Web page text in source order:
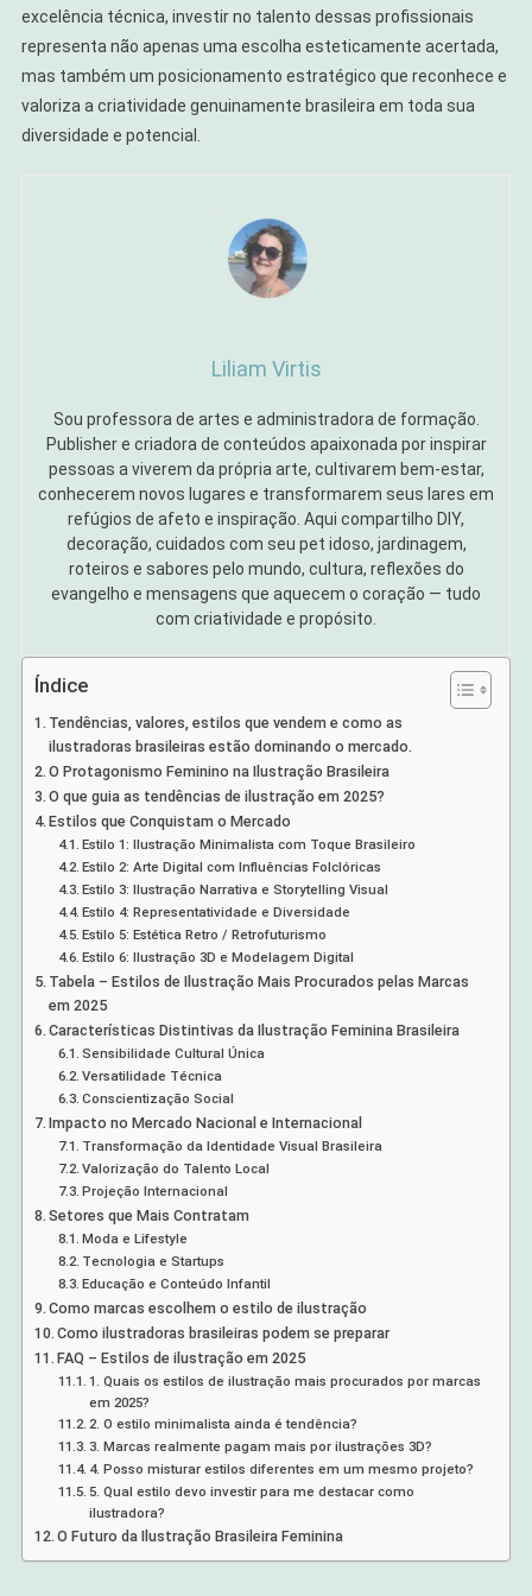
excelência técnica, investir no talento dessas profissionais
representa não apenas uma escolha esteticamente acertada,
mas também um posicionamento estratégico que reconhece e
valoriza a criatividade genuinamente brasileira em toda sua
diversidade e potencial.
Liliam Virtis
Sou professora de artes e administradora de formação.
Publisher e criadora de conteúdos apaixonada por inspirar
pessoas a viverem da própria arte, cultivarem bem-estar,
conhecerem novos lugares e transformarem seus lares em
refúgios de afeto e inspiração. Aqui compartilho DIY,
decoração, cuidados com seu pet idoso, jardinagem,
roteiros e sabores pelo mundo, cultura, reflexões do
evangelho e mensagens que aquecem o coração — tudo
com criatividade e propósito.
Índice
Tendências, valores, estilos que vendem e como as
ilustradoras brasileiras estão dominando o mercado.
O Protagonismo Feminino na Ilustração Brasileira
O que guia as tendências de ilustração em 2025?
Estilos que Conquistam o Mercado
Estilo 1: Ilustração Minimalista com Toque Brasileiro
Estilo 2: Arte Digital com Influências Folclóricas
Estilo 3: Ilustração Narrativa e Storytelling Visual
Estilo 4: Representatividade e Diversidade
Estilo 5: Estética Retro / Retrofuturismo
Estilo 6: Ilustração 3D e Modelagem Digital
Tabela – Estilos de Ilustração Mais Procurados pelas Marcas
em 2025
Características Distintivas da Ilustração Feminina Brasileira
Sensibilidade Cultural Única
Versatilidade Técnica
Conscientização Social
Impacto no Mercado Nacional e Internacional
Transformação da Identidade Visual Brasileira
Valorização do Talento Local
Projeção Internacional
Setores que Mais Contratam
Moda e Lifestyle
Tecnologia e Startups
Educação e Conteúdo Infantil
Como marcas escolhem o estilo de ilustração
Como ilustradoras brasileiras podem se preparar
FAQ – Estilos de ilustração em 2025
1. Quais os estilos de ilustração mais procurados por marcas
em 2025?
2. O estilo minimalista ainda é tendência?
3. Marcas realmente pagam mais por ilustrações 3D?
4. Posso misturar estilos diferentes em um mesmo projeto?
5. Qual estilo devo investir para me destacar como
ilustradora?
O Futuro da Ilustração Brasileira Feminina